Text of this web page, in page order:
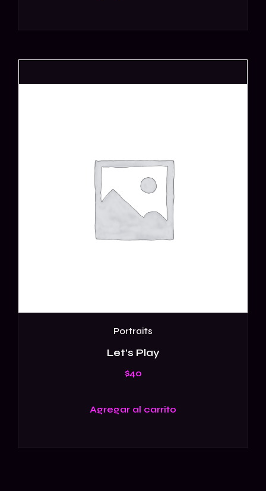
Portraits
Let’s Play
$40
Agregar al carrito